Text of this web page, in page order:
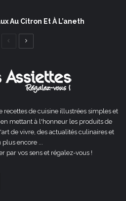
Au Citron Et À L’aneth
Page
recettes de cuisine illustrées simples et
en mettant à l'honneur les produits de
de vivre, des actualités culinaires et
plus encore ...
par vos sens et régalez-vous !